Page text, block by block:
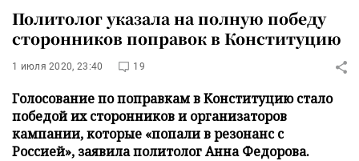
Политолог указала на полную победу
сторонников поправок в Конституцию
1 июля 2020, 23:40 19
Голосование по поправкам в Конституцию стало
победой их сторонников и организаторов
кампании, которые «попали в резонанс с
Россией», заявила политолог Анна Федорова.